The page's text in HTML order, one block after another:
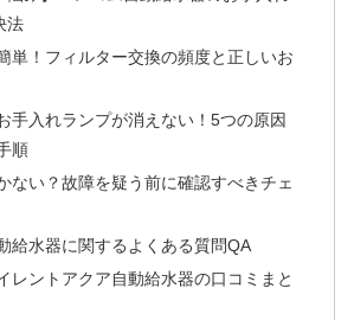
法
単！フィルター交換の頻度と正しいお
手入れランプが消えない！5つの原因
順
ない？故障を疑う前に確認すべきチェ
給水器に関するよくある質問QA
レントアクア自動給水器の口コミまと